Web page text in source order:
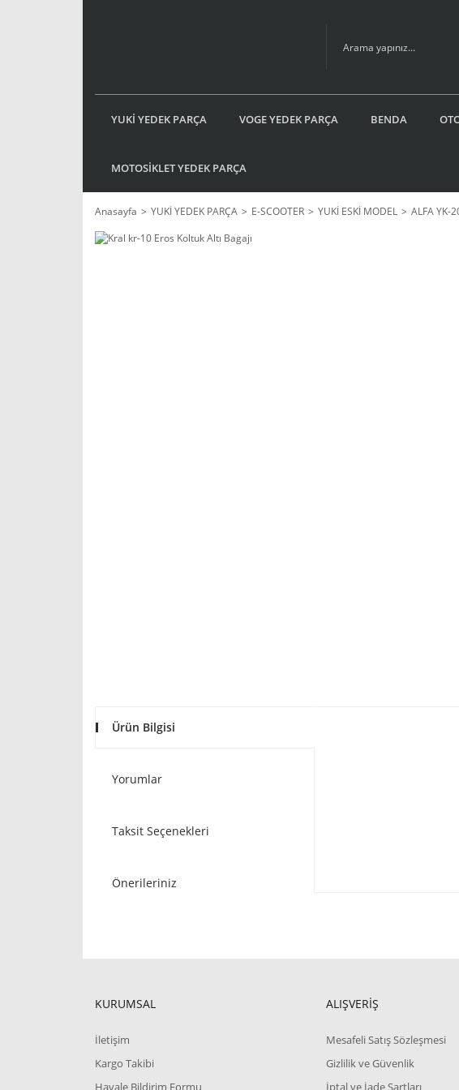
YUKİ YEDEK PARÇA VOGE YEDEK PARÇA BENDA
MOTOSİKLET YEDEK PARÇA
Anasayfa YUKİ YEDEK PARÇA E-SCOOTER YUKİ ESKİ MODEL ALFA YK-
Ürün Bilgisi
Yorumlar
Taksit Seçenekleri
Önerileriniz
KURUMSAL
İletişim
Kargo Takibi
Havale Bildirim Formu
ALIŞVERİŞ
Mesafeli Satış Sözleşmesi
Gizlilik ve Güvenlik
İptal ve İade Şartları